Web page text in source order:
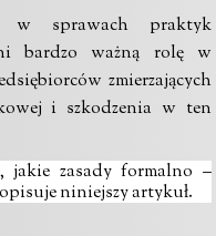
w sprawach praktyk
bardzo ważną rolę w
zmierzających
i szkodzenia w ten
jakie zasady formalno –
niniejszy artykuł.